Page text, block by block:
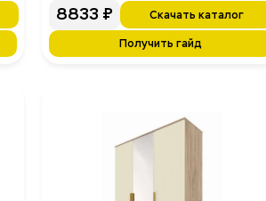
8833 ₽ Скачать каталог
Получить гайд